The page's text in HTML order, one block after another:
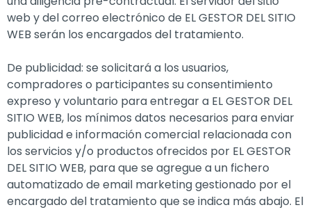
web y del correo electrónico de EL GESTOR DEL SITIO
WEB serán los encargados del tratamiento.
De publicidad: se solicitará a los usuarios,
compradores o participantes su consentimiento
expreso y voluntario para entregar a EL GESTOR DEL
SITIO WEB, los mínimos datos necesarios para enviar
publicidad e información comercial relacionada con
los servicios y/o productos ofrecidos por EL GESTOR
DEL SITIO WEB, para que se agregue a un fichero
automatizado de email marketing gestionado por el
encargado del tratamiento que se indica más abajo. El